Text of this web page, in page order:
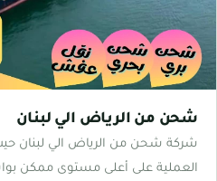
شحن من الرياض الي لبنان
شركة شحن من الرياض الي لبنان
العملية على أعلى مستوى ممكن